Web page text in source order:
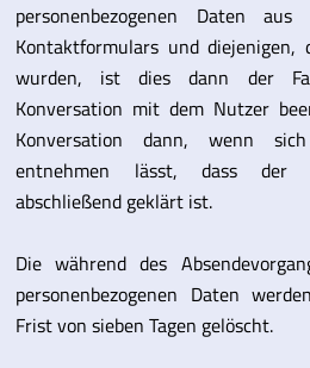
personenbezogenen Daten
Kontaktformulars und
wurden, ist dies dann der
Konversation mit dem Nutzer
Konversation dann, wenn
entnehmen lässt, dass der
abschließend geklärt ist.
Die während des
personenbezogenen Daten
Frist von sieben Tagen gelöscht.